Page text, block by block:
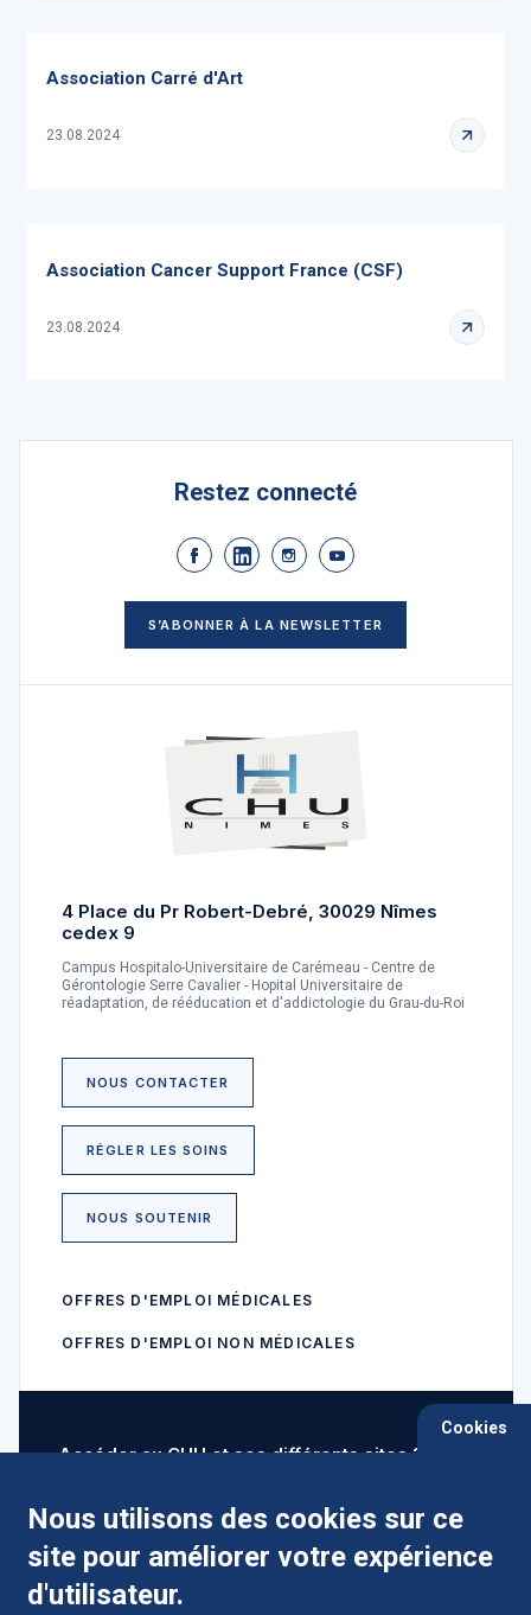
Association Carré d'Art
23.08.2024
Association Cancer Support France (CSF)
23.08.2024
Restez connecté
S’ABONNER À LA NEWSLETTER
4 Place du Pr Robert-Debré, 30029 Nîmes
cedex 9
Campus Hospitalo-Universitaire de Carémeau - Centre de
Gérontologie Serre Cavalier - Hopital Universitaire de
réadaptation, de rééducation et d'addictologie du Grau-du-Roi
NOUS CONTACTER
RÉGLER LES SOINS
NOUS SOUTENIR
OFFRES D'EMPLOI MÉDICALES
OFFRES D'EMPLOI NON MÉDICALES
Accéder au CHU et ses différents sites ?
Comment préparer mon hospitalisation ?
Cookies
Nous utilisons des cookies sur ce
site pour améliorer votre expérience
d'utilisateur.